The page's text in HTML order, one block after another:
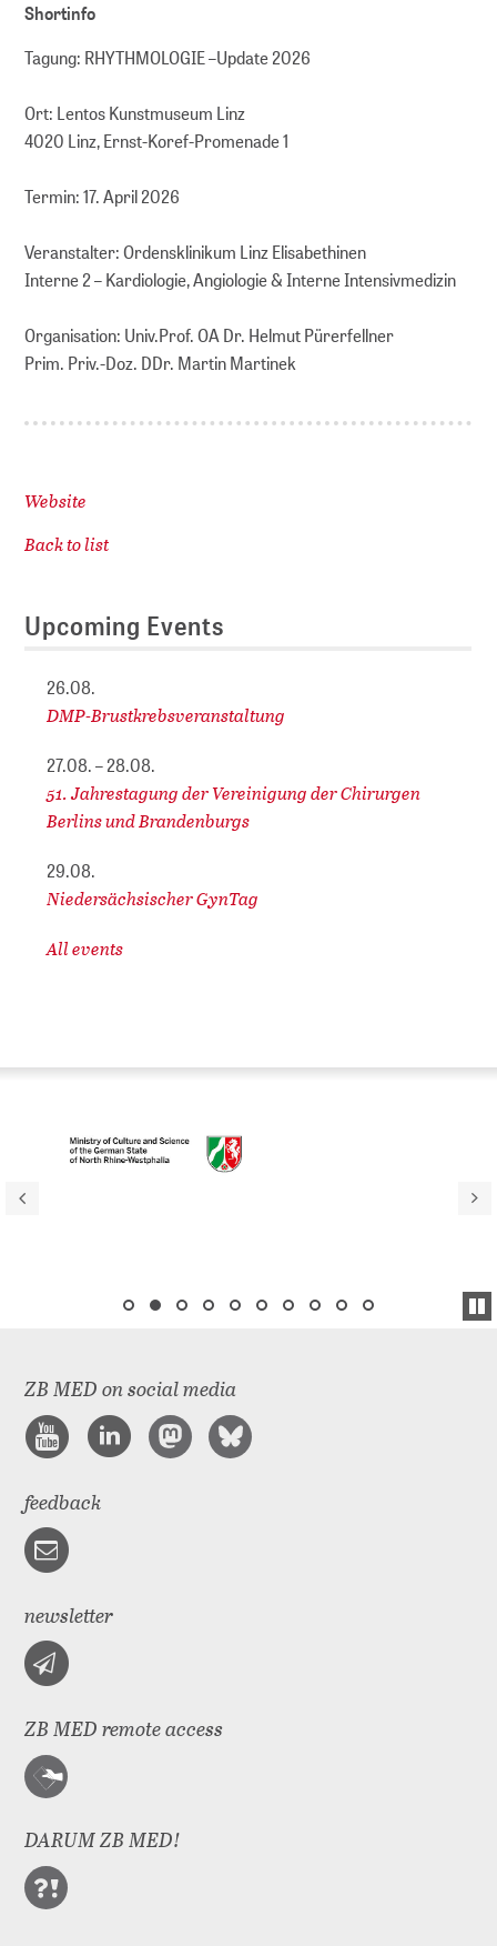
Shortinfo
Tagung: RHYTHMOLOGIE –Update 2026
Ort: Lentos Kunstmuseum Linz
4020 Linz, Ernst-Koref-Promenade 1
Termin: 17. April 2026
Veranstalter: Ordensklinikum Linz Elisabethinen
Interne 2 – Kardiologie, Angiologie & Interne Intensivmedizin
Organisation: Univ.Prof. OA Dr. Helmut Pürerfellner
Prim. Priv.-Doz. DDr. Martin Martinek
Website
Back to list
Upcoming Events
26.08.
DMP-Brustkrebsveranstaltung
27.08. – 28.08.
51. Jahrestagung der Vereinigung der Chirurgen
Berlins und Brandenburgs
29.08.
Niedersächsischer GynTag
All events
ZB MED on social media
feedback
newsletter
ZB MED remote access
DARUM ZB MED!